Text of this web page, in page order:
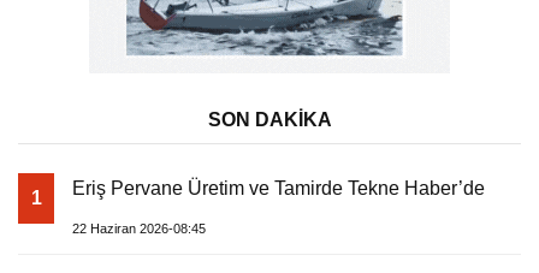
SON DAKİKA
1 Eriş Pervane Üretim ve Tamirde Tekne Haber’de
22 Haziran 2026-08:45